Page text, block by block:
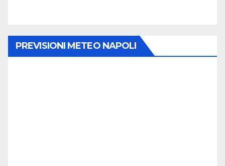
PREVISIONI METEO NAPOLI